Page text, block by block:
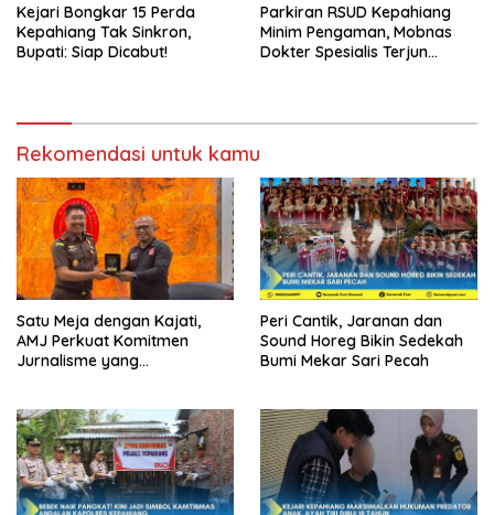
Kejari Bongkar 15 Perda
Kepahiang Tak Sinkron,
Bupati: Siap Dicabut!
Parkiran RSUD Kepahiang
Minim Pengaman, Mobnas
Dokter Spesialis Terjun
Rekomendasi untuk kamu
Satu Meja dengan Kajati,
AMJ Perkuat Komitmen
Jurnalisme yang
Peri Cantik, Jaranan dan
Sound Horeg Bikin Sedekah
Bumi Mekar Sari Pecah